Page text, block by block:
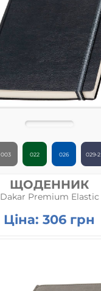
003 022 026 029-2
ЩОДЕННИК
Dakar Premium Elastic
Ціна: 306 грн